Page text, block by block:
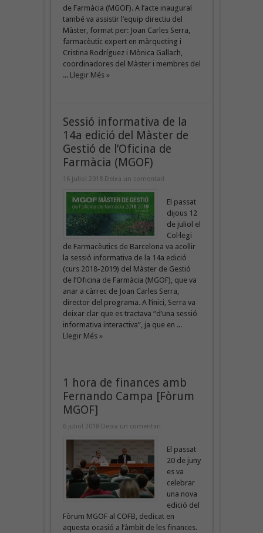
de Farmàcia (MGOF). A l’acte inaugural
també va assistir l’equip directiu del
Màster, format per: Joan Carles Serra,
farmacèutic expert en màrqueting i
Cristina Rodríguez i Mònica Gallach,
coordinadores del Màster i membres del
... Llegir Més »
Sessió informativa de la
14a edició del Màster de
Gestió de l’Oficina de
Farmàcia (MGOF)
16 juliol 2018 Deixa un comentari
El passat
dijous 12
de juliol el
Col·legi
de Farmacèutics de Barcelona va acollir
la sessió informativa de la 14a edició
(curs 2018-2019) del Màster de Gestió
de l’Oficina de Farmàcia (MGOF), que va
anar a càrrec de Joan Carles Serra,
director del programa. A l’inici, Serra va
deixar clar que es tractava “d’una sessió
informativa interactiva”, ja que en ...
Llegir Més »
1 hora de finances amb
Fernando Campa [Fòrum
MGOF]
6 juliol 2018 Deixa un comentari
El passat
20 de juny
es va
celebrar
una nova
edició del
Fòrum MGOF al COFB, dedicat en
aquesta ocasió a l’àmbit de les finances.